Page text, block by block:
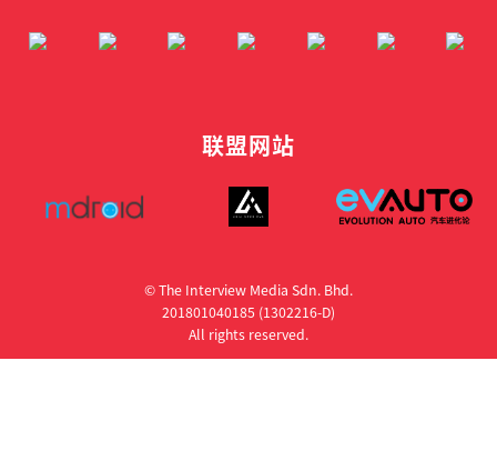
联盟网站
© The Interview Media Sdn. Bhd.
201801040185 (1302216­-D)
All rights reserved.